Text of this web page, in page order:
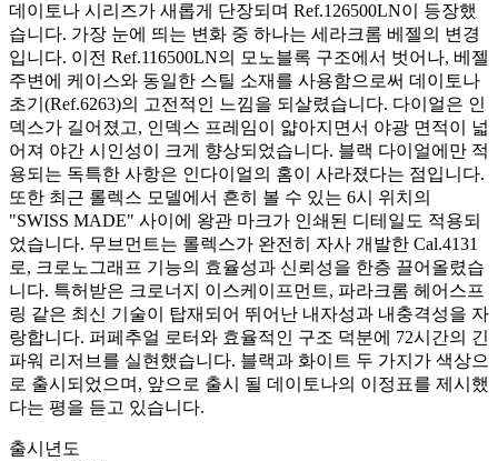
데이토나 시리즈가 새롭게 단장되며 Ref.126500LN이 등장했
습니다. 가장 눈에 띄는 변화 중 하나는 세라크롬 베젤의 변경
입니다. 이전 Ref.116500LN의 모노블록 구조에서 벗어나, 베젤
주변에 케이스와 동일한 스틸 소재를 사용함으로써 데이토나
초기(Ref.6263)의 고전적인 느낌을 되살렸습니다. 다이얼은 인
덱스가 길어졌고, 인덱스 프레임이 얇아지면서 야광 면적이 넓
어져 야간 시인성이 크게 향상되었습니다. 블랙 다이얼에만 적
용되는 독특한 사항은 인다이얼의 홈이 사라졌다는 점입니다.
또한 최근 롤렉스 모델에서 흔히 볼 수 있는 6시 위치의
"SWISS MADE" 사이에 왕관 마크가 인쇄된 디테일도 적용되
었습니다. 무브먼트는 롤렉스가 완전히 자사 개발한 Cal.4131
로, 크로노그래프 기능의 효율성과 신뢰성을 한층 끌어올렸습
니다. 특허받은 크로너지 이스케이프먼트, 파라크롬 헤어스프
링 같은 최신 기술이 탑재되어 뛰어난 내자성과 내충격성을 자
랑합니다. 퍼페추얼 로터와 효율적인 구조 덕분에 72시간의 긴
파워 리저브를 실현했습니다. 블랙과 화이트 두 가지가 색상으
로 출시되었으며, 앞으로 출시 될 데이토나의 이정표를 제시했
다는 평을 듣고 있습니다.
출시년도